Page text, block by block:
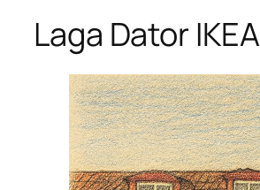
Laga Dator IKEA